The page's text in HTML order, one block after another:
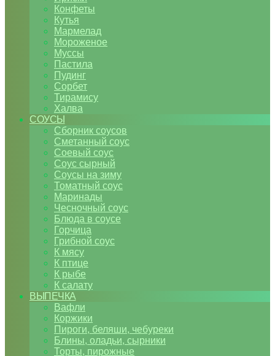
Конфеты
Кутья
Мармелад
Мороженое
Муссы
Пастила
Пудинг
Сорбет
Тирамису
Халва
СОУСЫ
Сборник соусов
Сметанный соус
Соевый соус
Соус сырный
Соусы на зиму
Томатный соус
Маринады
Чесночный соус
Блюда в соусе
Горчица
Грибной соус
К мясу
К птице
К рыбе
К салату
ВЫПЕЧКА
Вафли
Коржики
Пироги, беляши, чебуреки
Блины, оладьи, сырники
Торты, пирожные